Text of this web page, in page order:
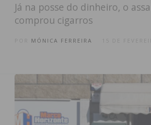
Já na posse do dinheiro, o
comprou cigarros
MÓNICA FERREIRA